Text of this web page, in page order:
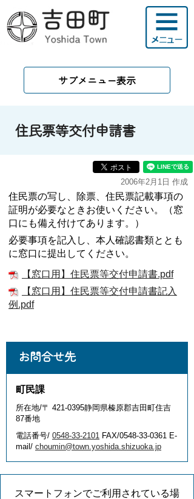
サブメニュー表示
住民票等交付申請書
2006年2月1日 作成
住民票の写し、除票、住民票記載事項の
証明が必要なときお使いください。（窓
口にも備え付けてあります。）
必要事項を記入し、本人確認書類ととも
に窓口に提出してください。
【窓口用】住民票等交付申請書.pdf
【窓口用】住民票等交付申請書記入
例.pdf
お問合せ先
町民課
所在地/〒 421-0395静岡県榛原郡吉田町住吉
87番地
電話番号/ 0548-33-2101 FAX/0548-33-0361 E-
mail/ choumin@town.yoshida.shizuoka.jp
スマートフォンでご利用されている場